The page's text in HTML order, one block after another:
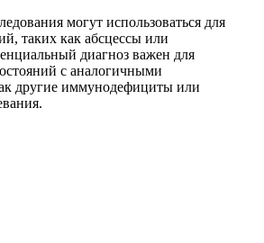
могут использоваться для
таких как абсцессы или
диагноз важен для
с аналогичными
другие иммунодефициты или